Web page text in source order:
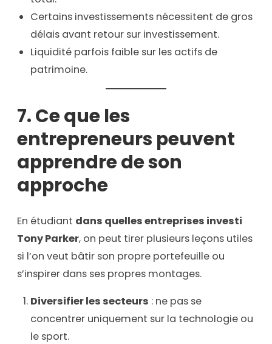
Certains investissements nécessitent de gros
délais avant retour sur investissement.
Liquidité parfois faible sur les actifs de
patrimoine.
7. Ce que les
entrepreneurs peuvent
apprendre de son
approche
En étudiant dans quelles entreprises investi
Tony Parker, on peut tirer plusieurs leçons utiles
si l’on veut bâtir son propre portefeuille ou
s’inspirer dans ses propres montages.
Diversifier les secteurs : ne pas se
concentrer uniquement sur la technologie ou
le sport.